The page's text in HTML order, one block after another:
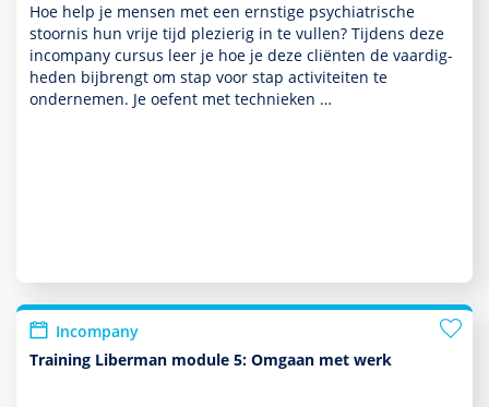
Hoe help je mensen met een ernstige psychia­trische
stoor­nis hun vrije tijd plezierig in te vullen? Tijdens deze
incompany cursus leer je hoe je deze cliënten de vaar­dig­
heden bijbrengt om stap voor stap activi­teiten te
ondernemen. Je oefent met tech­nieken …
Incompany
Training Liberman module 5: Omgaan met werk